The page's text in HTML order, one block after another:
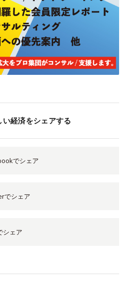
い経済をシェアする
でシェア
でシェア
シェア